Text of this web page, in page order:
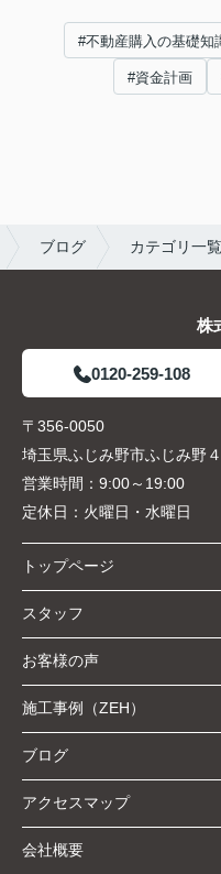
#不動産購入の基礎知
#資金計画
ブログ カテゴリ一覧
株
0120-259-108
〒356-0050
埼玉県ふじみ野市ふじみ野
営業時間： 9:00～19:00
定休日： 火曜日・水曜日
トップページ
スタッフ
お客様の声
施工事例（ZEH）
ブログ
アクセスマップ
会社概要